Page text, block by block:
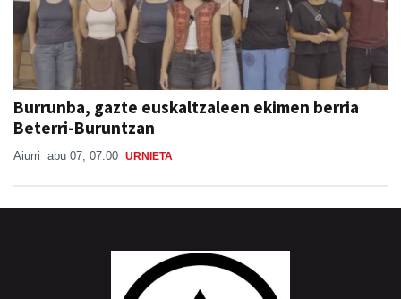
Burrunba, gazte euskaltzaleen ekimen berria
Beterri-Buruntzan
Aiurri abu 07, 07:00 URNIETA